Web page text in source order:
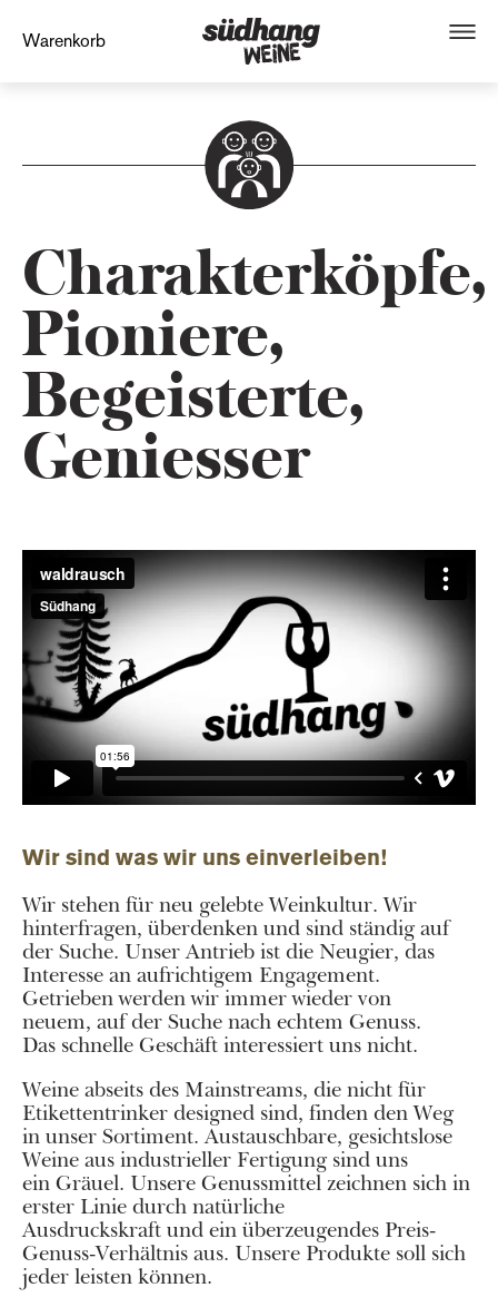
Warenkorb
Charakterköpfe,
Pioniere,
Begeisterte,
Geniesser
Wir sind was wir uns einverleiben!
Wir stehen für neu gelebte Weinkultur. Wir
hinterfragen, überdenken und sind ständig auf
der Suche. Unser Antrieb ist die Neugier, das
Interesse an aufrichtigem Engagement.
Getrieben werden wir immer wieder von
neuem, auf der Suche nach echtem Genuss.
Das schnelle Geschäft interessiert uns nicht.
Weine abseits des Mainstreams, die nicht für
Etikettentrinker designed sind, finden den Weg
in unser Sortiment. Austauschbare, gesichtslose
Weine aus industrieller Fertigung sind uns
ein Gräuel. Unsere Genussmittel zeichnen sich in
erster Linie durch natürliche
Ausdruckskraft und ein überzeugendes Preis-
Genuss-Verhältnis aus. Unsere Produkte soll sich
jeder leisten können.